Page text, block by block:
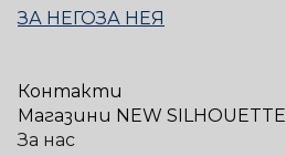
ЗА НЕГОЗА НЕЯ
Контакти
Магазини NEW SILHOUETTE
За нас